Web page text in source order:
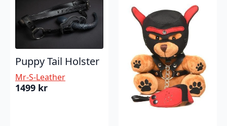
Puppy Tail Holster
Mr-S-Leather
1499 kr